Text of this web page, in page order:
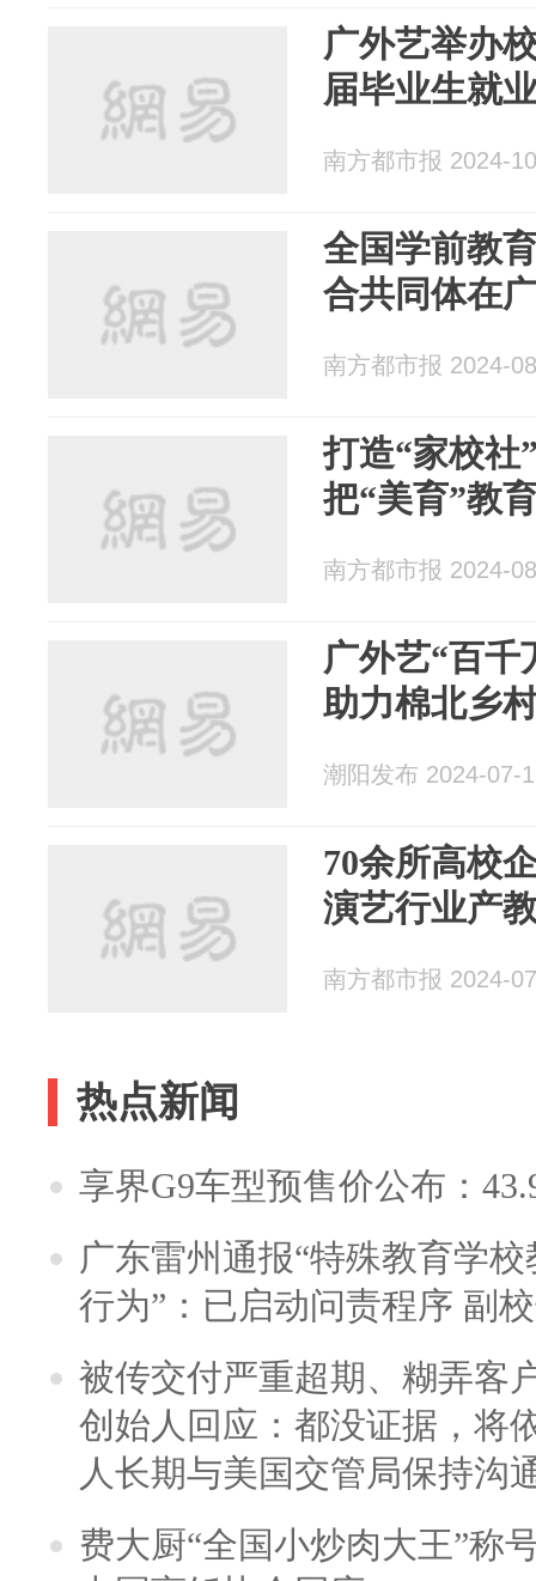
广外艺举办
届毕业生就
南方都市报 2024-
全国学前教
合共同体在
南方都市报 2024-
打造“家校社
把“美育”教
南方都市报 2024-
广外艺“百千
助力棉北乡
潮阳发布 2024-07-
70余所高校
演艺行业产
南方都市报 2024-
热点新闻
享界G9车型预售价公布：
广东雷州通报“特殊教育学
行为”：已启动问责程序 副
被传交付严重超期、糊弄客
创始人回应：都没证据，将
人长期与美国交管局保持沟
费大厨“全国小炒肉大王”称